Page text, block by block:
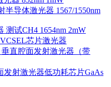
半导体激光器 1567/1550nm
测试CH4 1654nm 2mW
芯片激光器
垂直腔面发射激光器（带
发射激光器低功耗芯片GaAs